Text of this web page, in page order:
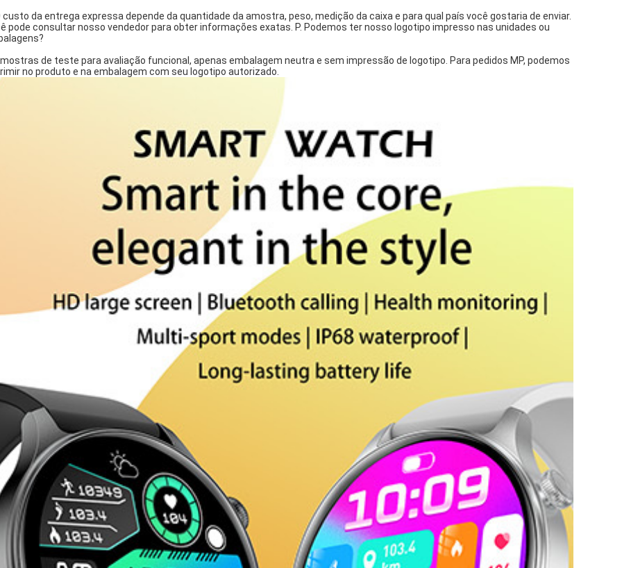
custo da entrega expressa depende da quantidade da amostra, peso, medição da caixa e para qual país você gostaria de enviar.
pode consultar nosso vendedor para obter informações exatas. P. Podemos ter nosso logotipo impresso nas unidades ou
de teste para avaliação funcional, apenas embalagem neutra e sem impressão de logotipo. Para pedidos MP, podemos
no produto e na embalagem com seu logotipo autorizado.